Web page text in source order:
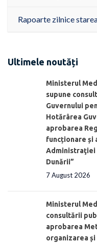
Rapoarte zilnice
Ultimele noutăți
Ministerul
supune
Guvernului
Hotărârea
aprobarea
funcționare și
Administraţiei
Dunării”
7 August 2026
Ministerul
consultării
aprobarea
organizarea